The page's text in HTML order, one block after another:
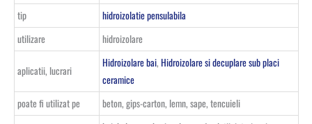
tip
hidroizolatie pensulabila
utilizare
hidroizolare
aplicatii, lucrari
Hidroizolare bai, Hidroizolare si decuplare sub placi
ceramice
poate fi utilizat pe
beton, gips-carton, lemn, sape, tencuieli